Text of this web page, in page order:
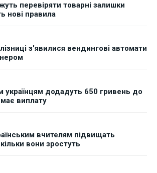
перевіряти товарні залишки
нові правила
з'явилися вендингові автомати
українцям додадуть 650 гривень до
виплату
вчителям підвищать
вони зростуть